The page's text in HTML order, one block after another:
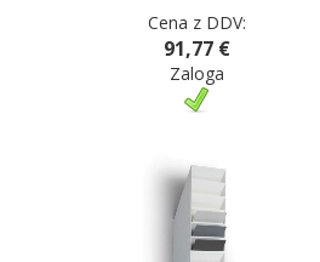
Cena z DDV:
91,77 €
Zaloga